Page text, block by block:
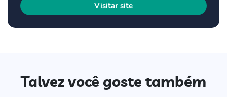
Visitar site
Talvez você goste também